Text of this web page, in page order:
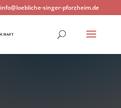
info@loebliche-singer-pforzheim.de